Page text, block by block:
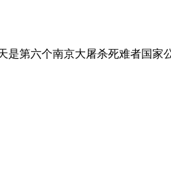
第六个南京大屠杀死难者国